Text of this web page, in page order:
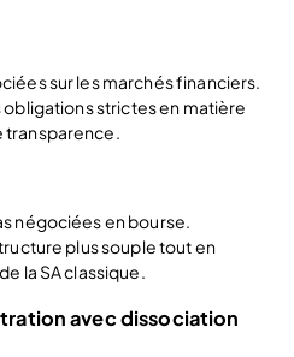
sur les marchés financiers.​
obligations strictes en matière
transparence.​
négociées en bourse.​
plus souple tout en
la SA classique.​
avec dissociation